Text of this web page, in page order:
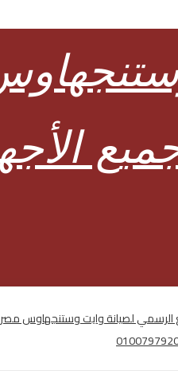
الرسمي لصيانة وايت وستنجهاوس مصر